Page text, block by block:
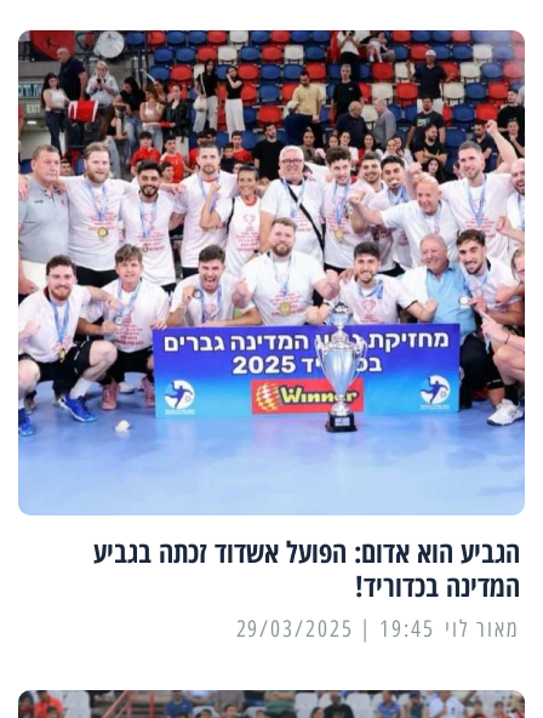
הגביע הוא אדום: הפועל אשדוד זכתה בגביע
המדינה בכדוריד!
מאור לוי 19:45 | 29/03/2025